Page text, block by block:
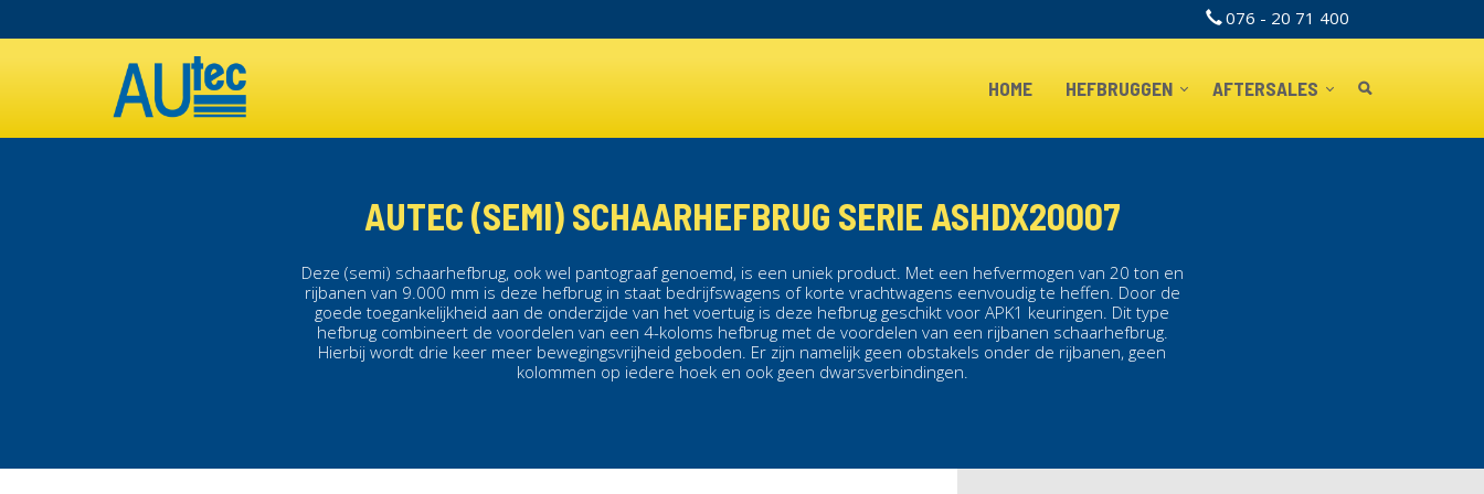
TOPBAR
076 - 20 71 400
MAIN
NAVIGATION
HOME HEFBRUGGEN AFTERSALES
AUTEC (SEMI) SCHAARHEFBRUG SERIE ASHDX20007
Deze (semi) schaarhefbrug, ook wel pantograaf genoemd, is een uniek product. Met een hefvermogen van 20 ton en
rijbanen van 9.000 mm is deze hefbrug in staat bedrijfswagens of korte vrachtwagens eenvoudig te heffen. Door de
goede toegankelijkheid aan de onderzijde van het voertuig is deze hefbrug geschikt voor APK1 keuringen. Dit type
hefbrug combineert de voordelen van een 4-koloms hefbrug met de voordelen van een rijbanen schaarhefbrug.
Hierbij wordt drie keer meer bewegingsvrijheid geboden. Er zijn namelijk geen obstakels onder de rijbanen, geen
kolommen op iedere hoek en ook geen dwarsverbindingen.